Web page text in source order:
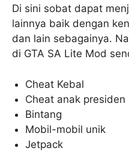
Di sini sobat dapat
lainnya baik dengan
dan lain sebagainya.
di GTA SA Lite Mod
Cheat Kebal
Cheat anak presiden
Bintang
Mobil-mobil unik
Jetpack